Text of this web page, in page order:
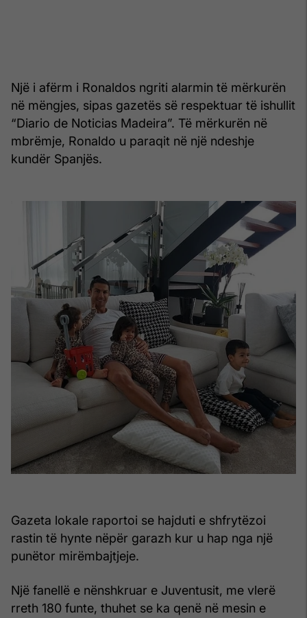
Një i afërm i Ronaldos ngriti alarmin të mërkurën
në mëngjes, sipas gazetës së respektuar të ishullit
“Diario de Noticias Madeira”. Të mërkurën në
mbrëmje, Ronaldo u paraqit në një ndeshje
kundër Spanjës.
Gazeta lokale raportoi se hajduti e shfrytëzoi
rastin të hynte nëpër garazh kur u hap nga një
punëtor mirëmbajtjeje.
Një fanellë e nënshkruar e Juventusit, me vlerë
rreth 180 funte, thuhet se ka qenë në mesin e